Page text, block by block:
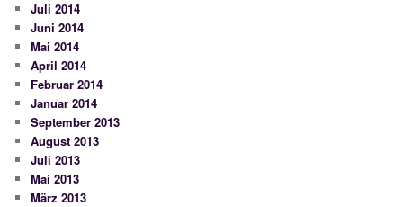
Juli 2014
Juni 2014
Mai 2014
April 2014
Februar 2014
Januar 2014
September 2013
August 2013
Juli 2013
Mai 2013
März 2013